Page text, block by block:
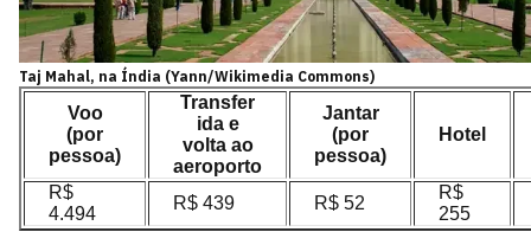
Taj Mahal, na Índia (Yann/Wikimedia Commons)
Voo
(por
pessoa)
Transfer
ida e
volta ao
aeroporto
Jantar
(por
pessoa)
Hotel
R$
4.494
R$ 439 R$ 52
R$
255